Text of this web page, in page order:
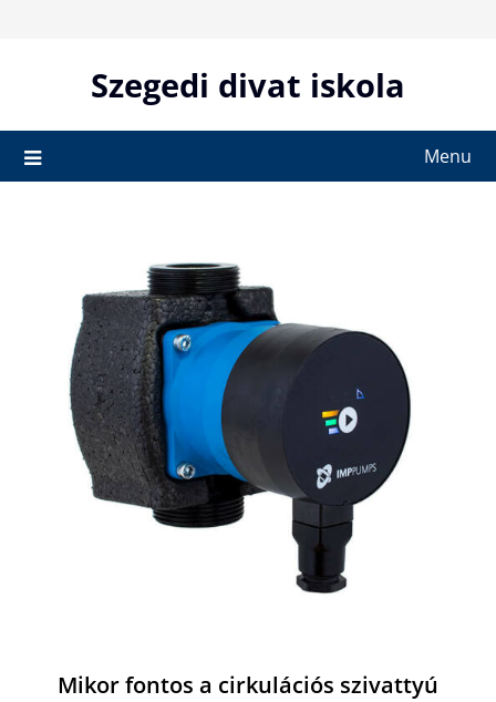
Szegedi divat iskola
Menu
Mikor fontos a cirkulációs szivattyú